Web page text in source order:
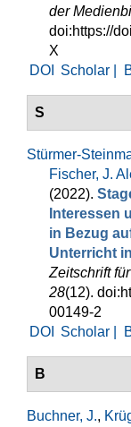
der
doi:https://
X
DOI
Scholar |
S
Stürmer-
Fischer, J.
(2022).
Interessen
in Bezug
Unterricht
Zeitschrift
28(12).
00149-2
DOI
Scholar |
B
Buchner, J.,